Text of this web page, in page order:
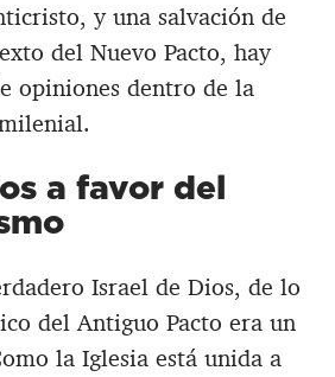
y una salvación de
del Nuevo Pacto, hay
opiniones dentro de la
a favor del
Israel de Dios, de lo
del Antiguo Pacto era un
la Iglesia está unida a